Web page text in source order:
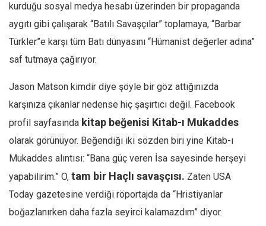
kurduğu sosyal medya hesabı üzerinden bir propaganda
aygıtı gibi çalışarak “Batılı Savaşçılar” toplamaya, “Barbar
Türkler”e karşı tüm Batı dünyasını “Hümanist değerler adına”
saf tutmaya çağırıyor.
Jason Matson kimdir diye şöyle bir göz attığınızda
karşınıza çıkanlar nedense hiç şaşırtıcı değil. Facebook
profil sayfasında kitap beğenisi Kitab-ı Mukaddes
olarak görünüyor. Beğendiği iki sözden biri yine Kitab-ı
Mukaddes alıntısı: “Bana güç veren İsa sayesinde herşeyi
yapabilirim.” O, tam bir Haçlı savaşçısı. Zaten USA
Today gazetesine verdiği röportajda da “Hristiyanlar
boğazlanırken daha fazla seyirci kalamazdım” diyor.